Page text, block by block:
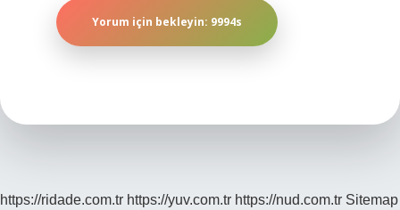
https://ridade.com.tr https://yuv.com.tr https://nud.com.tr Sitemap